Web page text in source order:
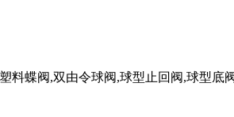
料蝶阀,双由令球阀,球型止回阀,球型底